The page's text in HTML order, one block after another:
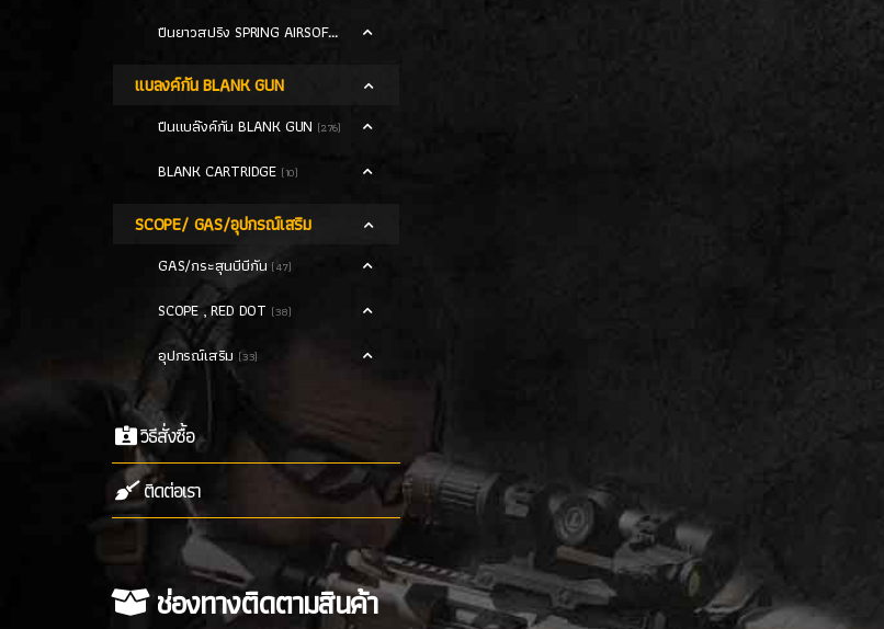
ปืนยาวสปริง SPRING AIRSOFT RIFLES
แบลงค์กัน BLANK GUN
ปืนแบล๊งค์กัน BLANK GUN (276)
BLANK CARTRIDGE (10)
SCOPE/ GAS/อุปกรณ์เสริม
GAS/กระสุนบีบีกัน (47)
SCOPE , RED DOT (38)
อุปกรณ์เสริม (33)
วิธีสั่งซื้อ
ติดต่อเรา
ช่องทางติดตามสินค้า